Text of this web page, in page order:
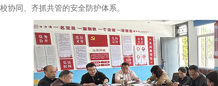
校协同、齐抓共管的安全防护体系。